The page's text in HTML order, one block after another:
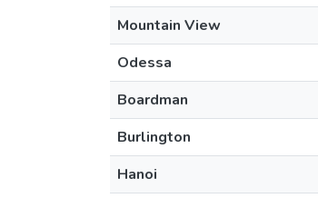
Mountain View
Odessa
Boardman
Burlington
Hanoi